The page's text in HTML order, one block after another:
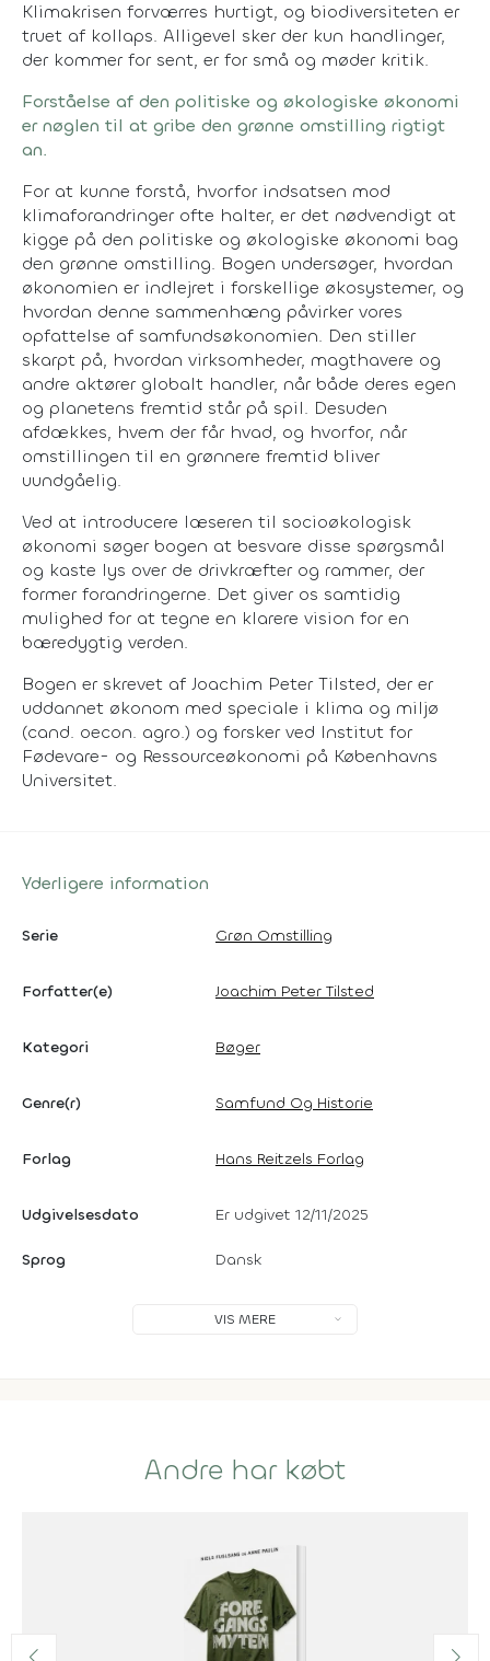
Klimakrisen forværres hurtigt, og biodiversiteten er
truet af kollaps. Alligevel sker der kun handlinger,
der kommer for sent, er for små og møder kritik.
Forståelse af den politiske og økologiske økonomi
er nøglen til at gribe den grønne omstilling rigtigt
an.
For at kunne forstå, hvorfor indsatsen mod
klimaforandringer ofte halter, er det nødvendigt at
kigge på den politiske og økologiske økonomi bag
den grønne omstilling. Bogen undersøger, hvordan
økonomien er indlejret i forskellige økosystemer, og
hvordan denne sammenhæng påvirker vores
opfattelse af samfundsøkonomien. Den stiller
skarpt på, hvordan virksomheder, magthavere og
andre aktører globalt handler, når både deres egen
og planetens fremtid står på spil. Desuden
afdækkes, hvem der får hvad, og hvorfor, når
omstillingen til en grønnere fremtid bliver
uundgåelig.
Ved at introducere læseren til socioøkologisk
økonomi søger bogen at besvare disse spørgsmål
og kaste lys over de drivkræfter og rammer, der
former forandringerne. Det giver os samtidig
mulighed for at tegne en klarere vision for en
bæredygtig verden.
Bogen er skrevet af Joachim Peter Tilsted, der er
uddannet økonom med speciale i klima og miljø
(cand. oecon. agro.) og forsker ved Institut for
Fødevare- og Ressourceøkonomi på Københavns
Universitet.
Yderligere information
Serie Grøn Omstilling
Forfatter(e) Joachim Peter Tilsted
Kategori Bøger
Genre(r) Samfund Og Historie
Forlag Hans Reitzels Forlag
Udgivelsesdato Er udgivet 12/11/2025
Sprog Dansk
VIS MERE
Andre har købt